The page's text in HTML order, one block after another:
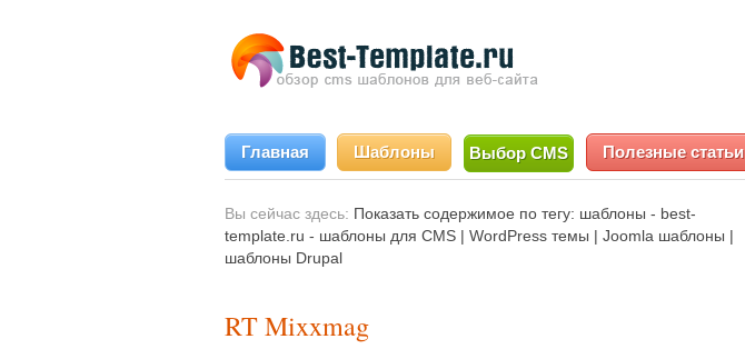
Главная Шаблоны Выбор CMS Полезные статьи
Вы сейчас здесь: Показать содержимое по тегу: шаблоны - best-
template.ru - шаблоны для CMS | WordPress темы | Joomla шаблоны |
шаблоны Drupal
RT Mixxmag